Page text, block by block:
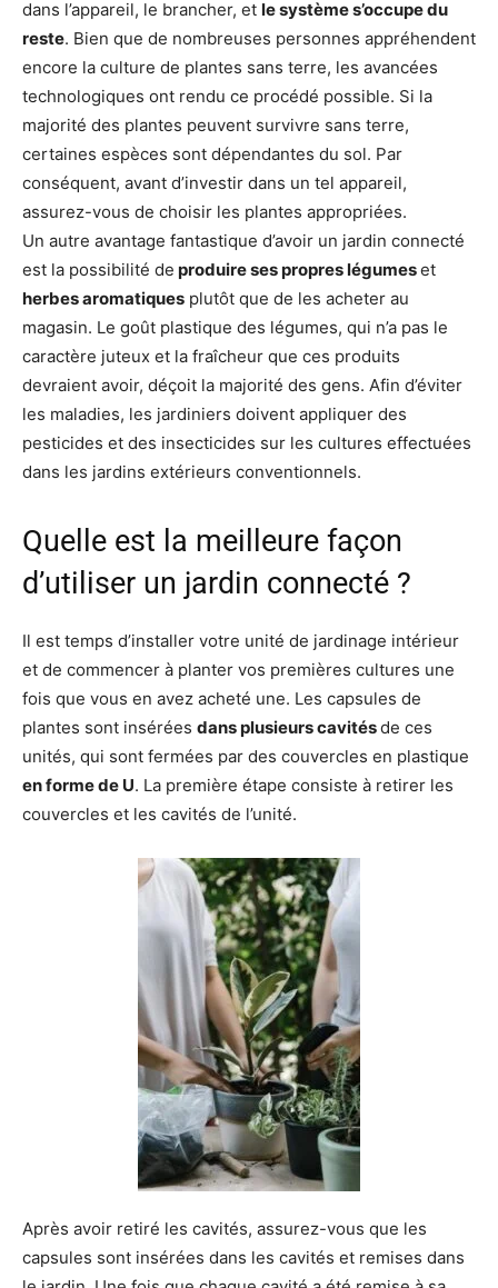
dans l’appareil, le brancher, et le système s’occupe du
reste. Bien que de nombreuses personnes appréhendent
encore la culture de plantes sans terre, les avancées
technologiques ont rendu ce procédé possible. Si la
majorité des plantes peuvent survivre sans terre,
certaines espèces sont dépendantes du sol. Par
conséquent, avant d’investir dans un tel appareil,
assurez-vous de choisir les plantes appropriées.
Un autre avantage fantastique d’avoir un jardin connecté
est la possibilité de produire ses propres légumeset
herbes aromatiques plutôt que de les acheter au
magasin. Le goût plastique des légumes, qui n’a pas le
caractère juteux et la fraîcheur que ces produits
devraient avoir, déçoit la majorité des gens. Afin d’éviter
les maladies, les jardiniers doivent appliquer des
pesticides et des insecticides sur les cultures effectuées
dans les jardins extérieurs conventionnels.
Quelle est la meilleure façon
d’utiliser un jardin connecté ?
Il est temps d’installer votre unité de jardinage intérieur
et de commencer à planter vos premières cultures une
fois que vous en avez acheté une. Les capsules de
plantes sont insérées dans plusieurs cavitésde ces
unités, qui sont fermées par des couvercles en plastique
en forme de U. La première étape consiste à retirer les
couvercles et les cavités de l’unité.
Après avoir retiré les cavités, assurez-vous que les
capsules sont insérées dans les cavités et remises dans